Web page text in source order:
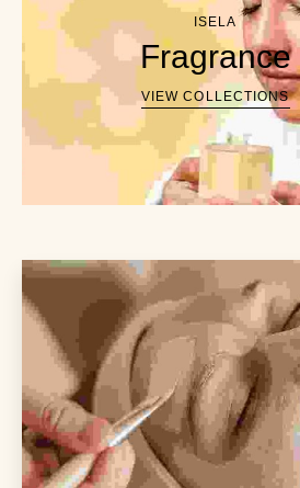
ISELA
Fragrance
VIEW COLLECTIONS